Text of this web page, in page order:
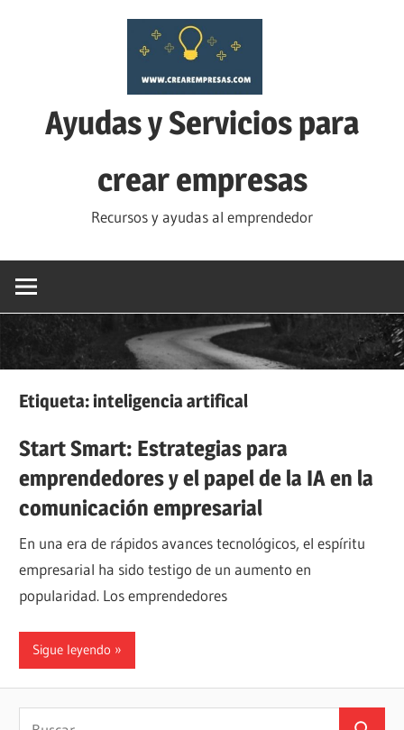
Ayudas y Servicios para
crear empresas
Recursos y ayudas al emprendedor
Etiqueta:inteligencia artifical
Start Smart: Estrategias para
emprendedores y el papel de la IA en la
comunicación empresarial
En una era de rápidos avances tecnológicos, el espíritu
empresarial ha sido testigo de un aumento en
popularidad. Los emprendedores
Sigue leyendo